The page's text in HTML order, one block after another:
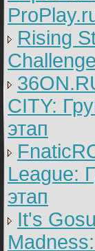
Rising
Challenge
CITY:
этап
League:
этап
It's